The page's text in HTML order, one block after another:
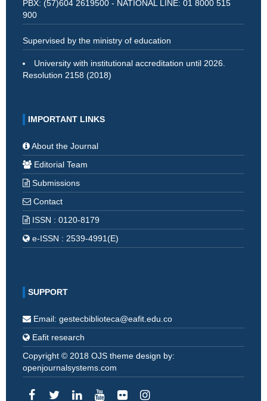
PBX: (57)604 2619500 - NATIONAL LINE: 01 8000 515
900
Supervised by the ministry of education
University with institutional accreditation until 2026.
Resolution 2158 (2018)
IMPORTANT LINKS
About the Journal
Editorial Team
Submissions
Contact
ISSN : 0120-8179
e-ISSN : 2539-4991(E)
SUPPORT
Email: gestecbiblioteca@eafit.edu.co
Eafit research
Copyright © 2018 OJS theme design by:
openjournalsystems.com